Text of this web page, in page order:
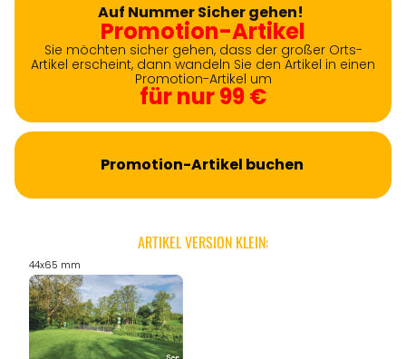
Auf Nummer Sicher gehen!
Promotion-Artikel
Sie möchten sicher gehen, dass der großer Orts-
Artikel erscheint, dann wandeln Sie den Artikel in einen
Promotion-Artikel um
für nur 99 €
Promotion-Artikel buchen
ARTIKEL VERSION KLEIN:
44x65 mm